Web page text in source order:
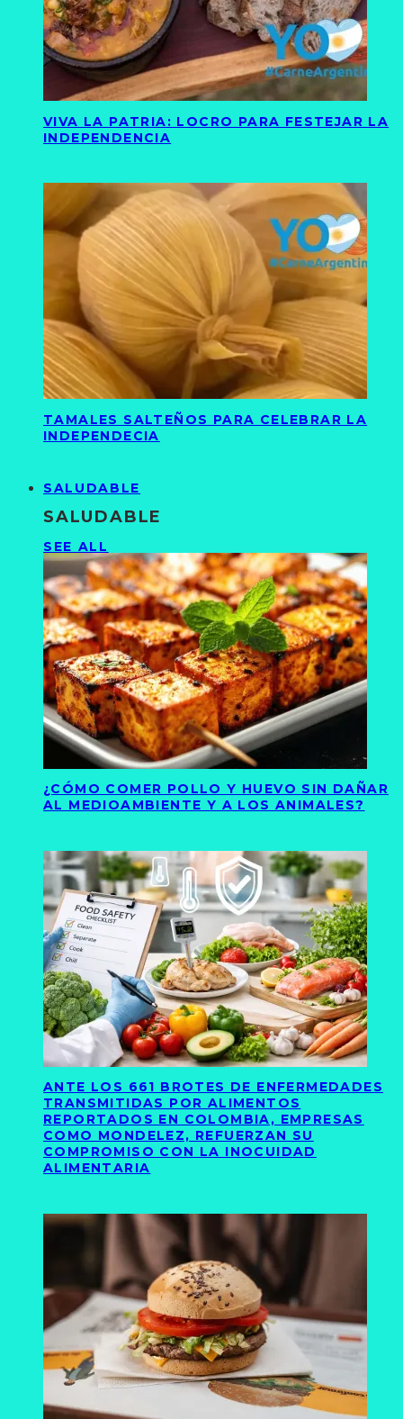
VIVA LA PATRIA: LOCRO PARA FESTEJAR LA
INDEPENDENCIA
TAMALES SALTEÑOS PARA CELEBRAR LA
INDEPENDECIA
SALUDABLE
SALUDABLE
SEE ALL
¿CÓMO COMER POLLO Y HUEVO SIN DAÑAR
AL MEDIOAMBIENTE Y A LOS ANIMALES?
ANTE LOS 661 BROTES DE ENFERMEDADES
TRANSMITIDAS POR ALIMENTOS
REPORTADOS EN COLOMBIA, EMPRESAS
COMO MONDELEZ, REFUERZAN SU
COMPROMISO CON LA INOCUIDAD
ALIMENTARIA